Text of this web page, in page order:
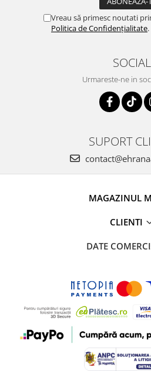
Vreau să primesc noutati
Politica de Confidențialitate.
SOCIAL
Urmareste-ne in
SUPORT
MAGAZINUL
CLIENTI
DATE